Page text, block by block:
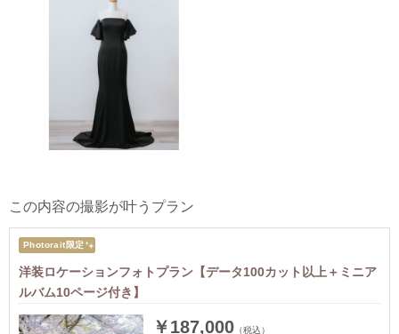
この内容の撮影が叶うプラン
Photorait限定
洋装ロケーションフォトプラン【データ100カット以上＋ミニア
ルバム10ページ付き】
￥187,000 （税込）